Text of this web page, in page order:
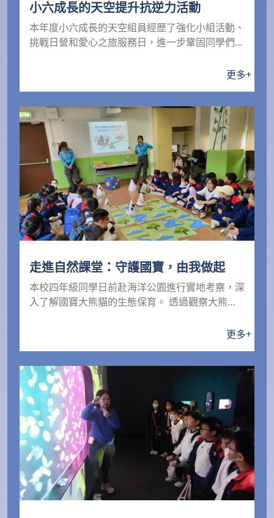
小六成長的天空提升抗逆力活動
本年度小六成長的天空組員經歷了強化小組活動、
挑戰日營和愛心之旅服務日，進一步鞏固同學們的
更多+
走進自然課堂：守護國寶，由我做起
本校四年級同學日前赴海洋公園進行實地考察，深
入了解國寶大熊貓的生態保育。 透過觀察大熊貓
更多+